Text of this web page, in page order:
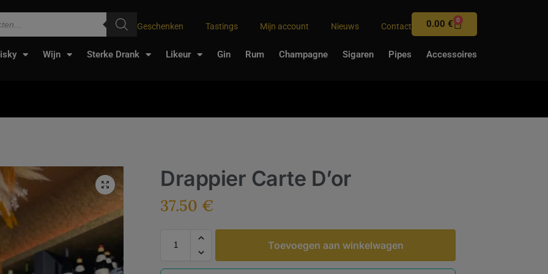
Geschenken Tastings Mijn account Nieuws Contact 0.00€ 0
Wijn Sterke Drank Likeur Gin Rum Champagne Sigaren Pipes Accessoires
Drappier Carte D’or
37.50 €
Toevoegen aan winkelwagen